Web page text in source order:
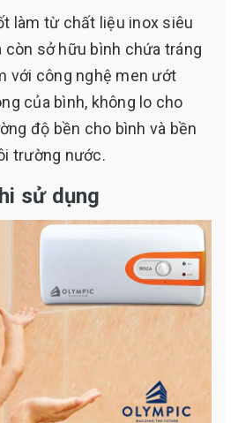
làm từ chất liệu inox siêu
còn sở hữu bình chứa tráng
với công nghệ men ướt
của bình, không lo cho
độ bền cho bình và bền
trường nước.
sử dụng